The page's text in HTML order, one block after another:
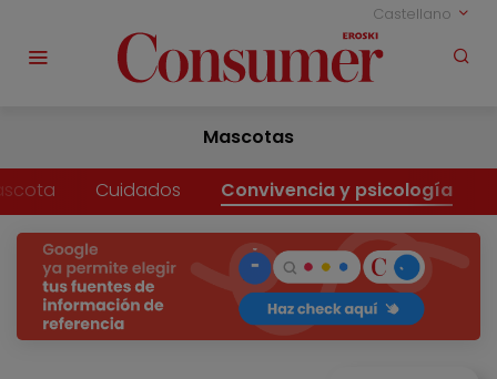
Castellano
Mascotas
Cuidados Convivencia y psicología